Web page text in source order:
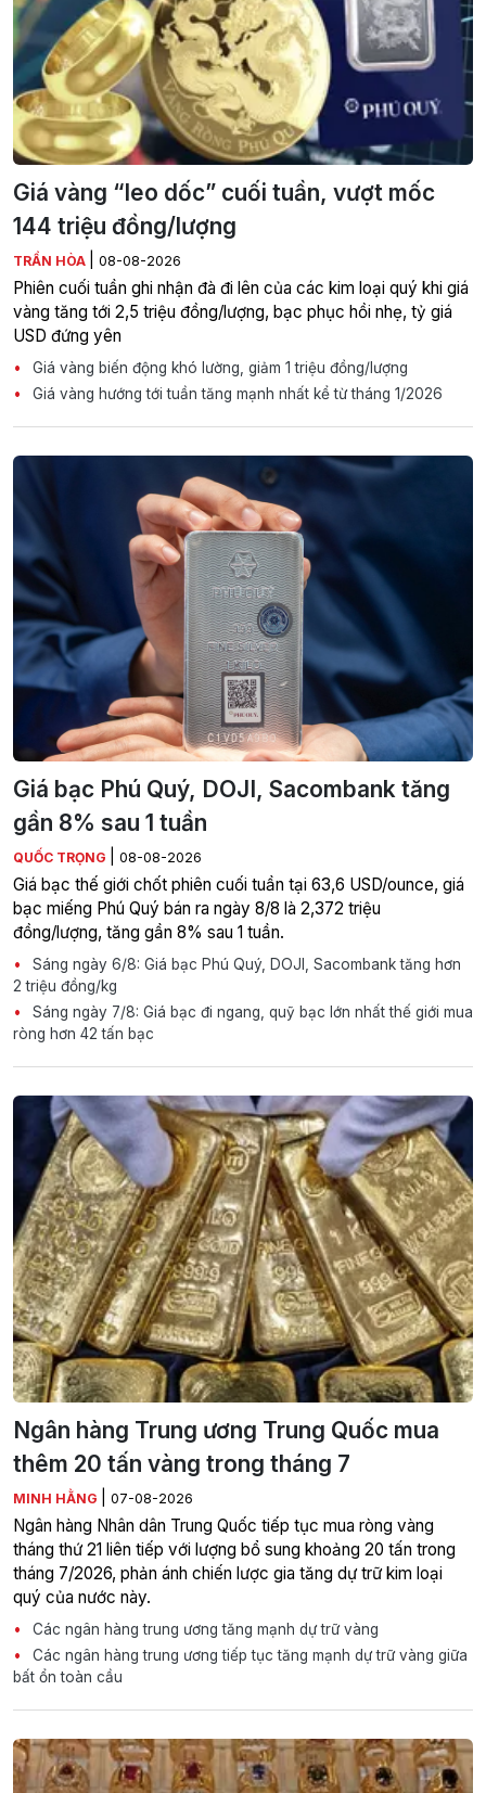
Giá vàng “leo dốc” cuối tuần, vượt mốc
144 triệu đồng/lượng
TRẦN HÒA 08-08-2026
Phiên cuối tuần ghi nhận đà đi lên của các kim loại quý khi giá
vàng tăng tới 2,5 triệu đồng/lượng, bạc phục hồi nhẹ, tỷ giá
USD đứng yên
Giá vàng biến động khó lường, giảm 1 triệu đồng/lượng
Giá vàng hướng tới tuần tăng mạnh nhất kể từ tháng 1/2026
Giá bạc Phú Quý, DOJI, Sacombank tăng
gần 8% sau 1 tuần
QUỐC TRỌNG 08-08-2026
Giá bạc thế giới chốt phiên cuối tuần tại 63,6 USD/ounce, giá
bạc miếng Phú Quý bán ra ngày 8/8 là 2,372 triệu
đồng/lượng, tăng gần 8% sau 1 tuần.
Sáng ngày 6/8: Giá bạc Phú Quý, DOJI, Sacombank tăng hơn
2 triệu đồng/kg
Sáng ngày 7/8: Giá bạc đi ngang, quỹ bạc lớn nhất thế giới mua
ròng hơn 42 tấn bạc
Ngân hàng Trung ương Trung Quốc mua
thêm 20 tấn vàng trong tháng 7
MINH HẰNG 07-08-2026
Ngân hàng Nhân dân Trung Quốc tiếp tục mua ròng vàng
tháng thứ 21 liên tiếp với lượng bổ sung khoảng 20 tấn trong
tháng 7/2026, phản ánh chiến lược gia tăng dự trữ kim loại
quý của nước này.
Các ngân hàng trung ương tăng mạnh dự trữ vàng
Các ngân hàng trung ương tiếp tục tăng mạnh dự trữ vàng giữa
bất ổn toàn cầu